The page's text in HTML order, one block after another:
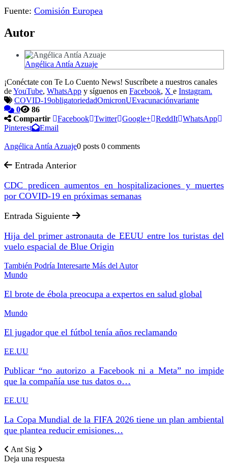
Fuente: Comisión Europea
Autor
Angélica Antía Azuaje
¡Conéctate con Te Lo Cuento News! Suscríbete a nuestros canales
deYouTube, WhatsApp y síguenos en Facebook, X e Instagram.
COVID-19obligatoriedadOmicronUEvacunaciónvariante
0
86
Compartir
Facebook Twitter Google+ ReddIt WhatsApp
Pinterest
Email
Angélica Antía Azuaje0 posts 0 comments
Entrada Anterior
CDC predicen aumentos en hospitalizaciones y muertes
por COVID-19 en próximas semanas
Entrada Siguiente
Hija del primer astronauta de EEUU entre los turistas del
vuelo espacial de Blue Origin
También Podría Interesarte Más del Autor
Mundo
El brote de ébola preocupa a expertos en salud global
Mundo
El jugador que el fútbol tenía años reclamando
EE.UU
Publicar “no autorizo a Facebook ni a Meta” no impide
que la compañía use tus datos o…
EE.UU
La Copa Mundial de la FIFA 2026 tiene un plan ambiental
que plantea reducir emisiones…
Ant Sig
Deja una respuesta